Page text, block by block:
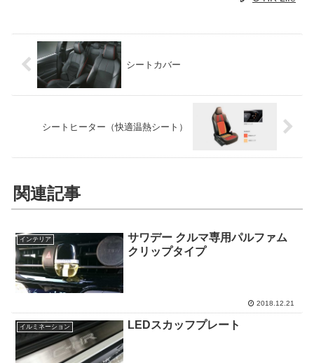
シートカバー
シートヒーター（快適温熱シート）
関連記事
インテリア
サワデー クルマ専用パルファム
クリップタイプ
2018.12.21
イルミネーション LEDスカッフプレート